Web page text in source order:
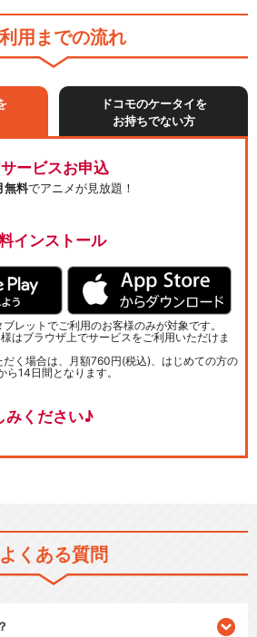
用までの流れ
ドコモのケータイを
お持ちでない方
ービスお申込
無料でアニメが見放題！
インストール
レットでご利用のお客様のみが対象です。
はブラウザ上でサービスをご利用いただけま
だく場合は、月額760円(税込)、はじめての方の
ら14日間となります。
みください♪
よくある質問